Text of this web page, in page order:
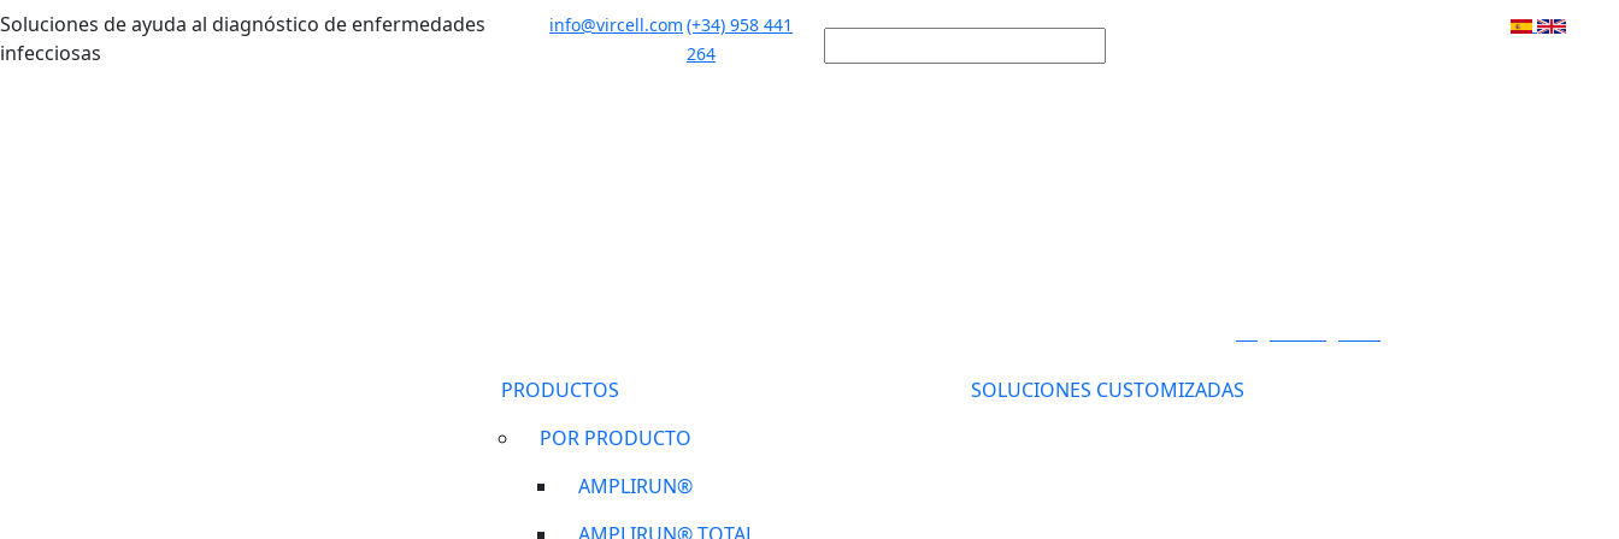
Pasar al contenido principal
Soluciones de ayuda al diagnóstico de enfermedades
infecciosas
info@vircell.com (+34) 958 441
264
PRODUCTOS
POR PRODUCTO
AMPLIRUN®
SOLUCIONES CUSTOMIZADAS